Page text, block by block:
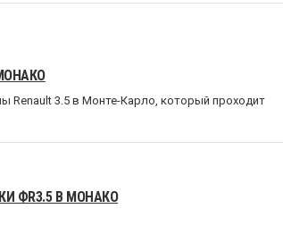
Renault 3.5 в Монте-Карло, который проходит
ФR3.5 В МОНАКО